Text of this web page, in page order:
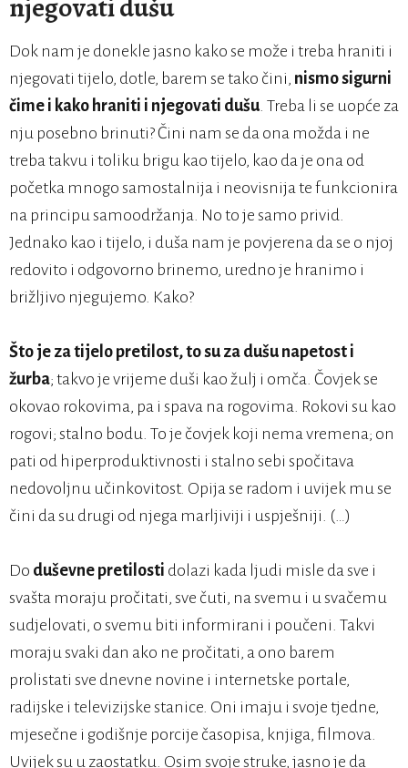
njegovati dušu
Dok nam je donekle jasno kako se može i treba hraniti i
njegovati tijelo, dotle, barem se tako čini, nismo sigurni
čime i kako hraniti i njegovati dušu. Treba li se uopće za
nju posebno brinuti? Čini nam se da ona možda i ne
treba takvu i toliku brigu kao tijelo, kao da je ona od
početka mnogo samostalnija i neovisnija te funkcionira
na principu samoodržanja. No to je samo privid.
Jednako kao i tijelo, i duša nam je povjerena da se o njoj
redovito i odgovorno brinemo, uredno je hranimo i
brižljivo njegujemo. Kako?
Što je za tijelo pretilost, to su za dušu napetost i
žurba; takvo je vrijeme duši kao žulj i omča. Čovjek se
okovao rokovima, pa i spava na rogovima. Rokovi su kao
rogovi; stalno bodu. To je čovjek koji nema vremena; on
pati od hiperproduktivnosti i stalno sebi spočitava
nedovoljnu učinkovitost. Opija se radom i uvijek mu se
čini da su drugi od njega marljiviji i uspješniji. (…)
Do duševne pretilosti dolazi kada ljudi misle da sve i
svašta moraju pročitati, sve čuti, na svemu i u svačemu
sudjelovati, o svemu biti informirani i poučeni. Takvi
moraju svaki dan ako ne pročitati, a ono barem
prolistati sve dnevne novine i internetske portale,
radijske i televizijske stanice. Oni imaju i svoje tjedne,
mjesečne i godišnje porcije časopisa, knjiga, filmova.
Uvijek su u zaostatku. Osim svoje struke, jasno je da